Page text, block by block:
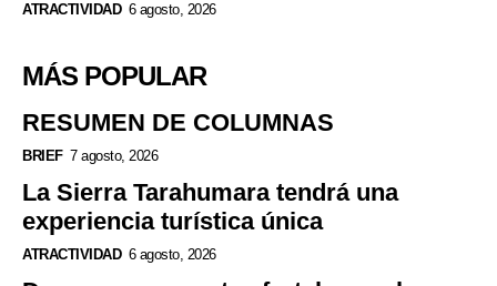
ATRACTIVIDAD 6 agosto, 2026
MÁS POPULAR
RESUMEN DE COLUMNAS
BRIEF 7 agosto, 2026
La Sierra Tarahumara tendrá una
experiencia turística única
ATRACTIVIDAD 6 agosto, 2026